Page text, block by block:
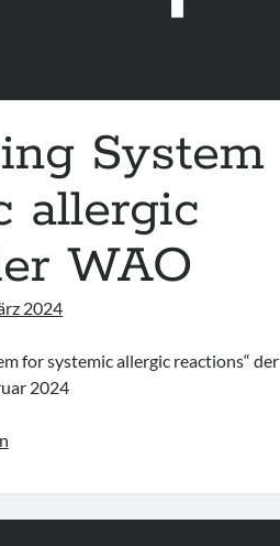
System
allergic
WAO
2024
for systemic allergic reactions“ der
2024
„Updated
for